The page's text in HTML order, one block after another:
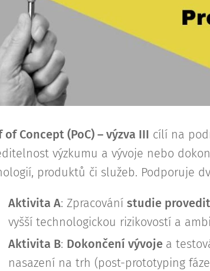
of Concept (PoC) – výzva III cílí na
výzkumu a vývoje nebo
produktů či služeb. Podporuje
Aktivita A: Zpracování studie
vyšší technologickou rizikovostí a
Aktivita B: Dokončení vývoje a
nasazení na trh (post-prototyping